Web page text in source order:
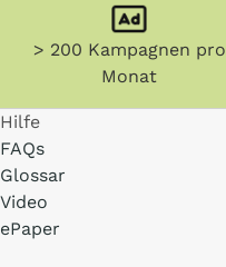
> 200 Kampagnen pro
Monat
Hilfe
FAQs
Glossar
Video
ePaper